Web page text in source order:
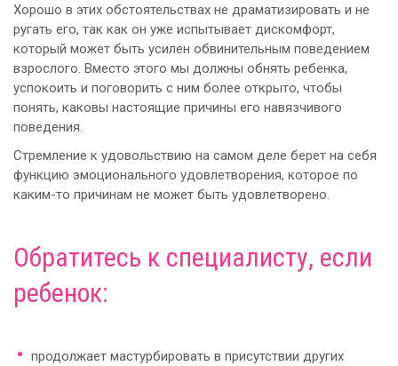
Хорошо в этих обстоятельствах не драматизировать и не
ругать его, так как он уже испытывает дискомфорт,
который может быть усилен обвинительным поведением
взрослого. Вместо этого мы должны обнять ребенка,
успокоить и поговорить с ним более открыто, чтобы
понять, каковы настоящие причины его навязчивого
поведения.
Стремление к удовольствию на самом деле берет на себя
функцию эмоционального удовлетворения, которое по
каким-то причинам не может быть удовлетворено.
Обратитесь к специалисту, если
ребенок:
продолжает мастурбировать в присутствии других